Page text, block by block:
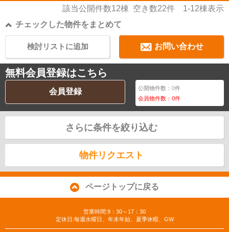
該当公開件数12棟 空き数22件 1-12棟表示
チェックした物件をまとめて
お問い合わせ
検討リストに追加
無料会員登録はこちら
会員登録 公開物件数：0件
会員物件数：0件
さらに条件を絞り込む
物件リクエスト
ページトップに戻る
営業時間:9：30～17：30
定休日:毎週水曜日、年末年始、夏季休暇、GW